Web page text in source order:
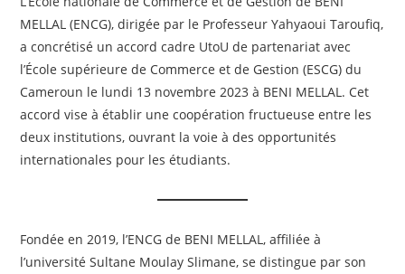
MELLAL (ENCG), dirigée par le Professeur Yahyaoui Taroufiq,
a concrétisé un accord cadre UtoU de partenariat avec
l’École supérieure de Commerce et de Gestion (ESCG) du
Cameroun le lundi 13 novembre 2023 à BENI MELLAL. Cet
accord vise à établir une coopération fructueuse entre les
deux institutions, ouvrant la voie à des opportunités
internationales pour les étudiants.
Fondée en 2019, l’ENCG de BENI MELLAL, affiliée à
l’université Sultane Moulay Slimane, se distingue par son